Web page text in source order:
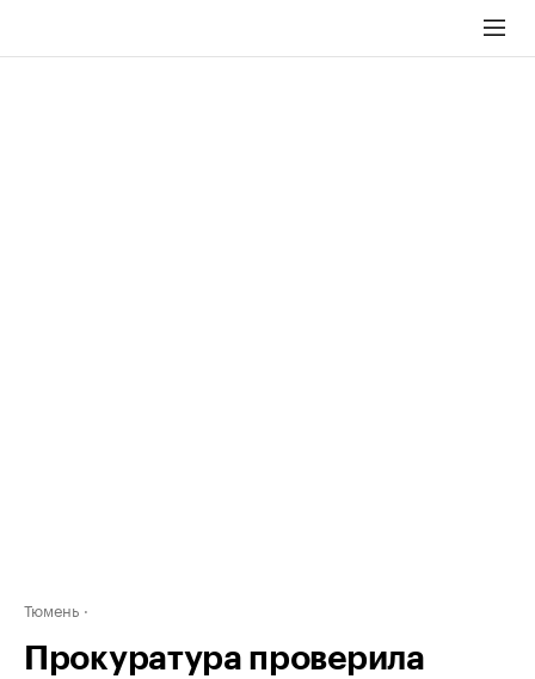
Тюмень
Прокуратура проверила